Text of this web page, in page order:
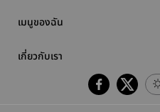
เมนูของฉัน
เกี่ยวกับเรา